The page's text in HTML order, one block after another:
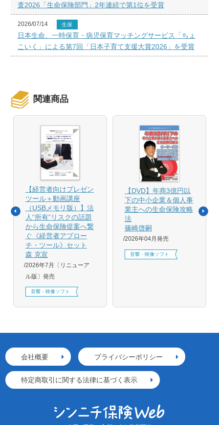
査2026「生命保険部門」2年連続で第1位を受賞
2026/07/14 生保
日本生命、一時保育・病児保育マッチングサービス「ちょ
こいく」による第7回「日本子育て支援大賞2026」を受賞
関連商品
【経営者向けプレゼン
ツール＋動画講座
（USBメモリ版）】法
人“所有”リスクの話題
から生命保険提案へ繋
ぐ《経営者アプロー
チ・ツール》セット
森 克宣
2026年7月〔リニューア
ル版〕発売
音響・映像ソフト
【DVD】年商3億円以
下の中小企業＆個人事
業主への生命保険攻略
法
篠崎啓嗣
2026年04月発売
音響・映像ソフト
会社概要 プライバシーポリシー
特定商取引に関する法律に基づく表示